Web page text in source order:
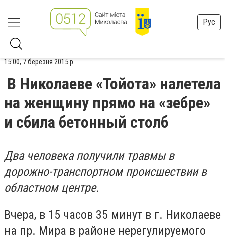
Рус
15:00, 7 березня 2015 р.
В Николаеве «Тойота» налетела
на женщину прямо на «зебре»
и сбила бетонный столб
Два человека получили травмы в
дорожно-транспортном происшествии в
областном центре.
Вчера, в 15 часов 35 минут в г. Николаеве
на пр. Мира в районе нерегулируемого